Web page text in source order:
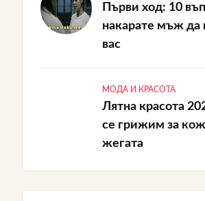
Първи ход: 10
накарате мъж да
вас
МОДА И КРАСОТА
Лятна красота
се грижим за
жегата